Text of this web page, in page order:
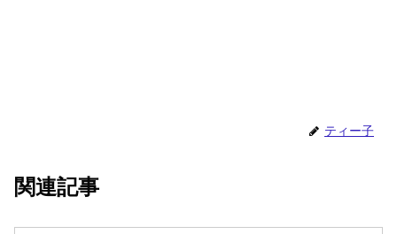
ティー子
関連記事